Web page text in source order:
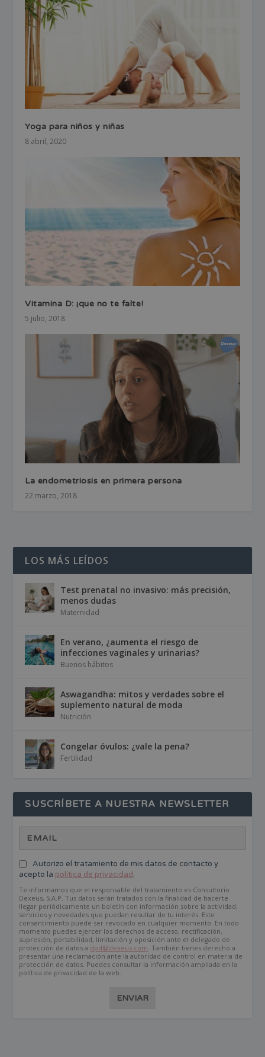
Yoga para niños y niñas
8 abril, 2020
Vitamina D: ¡que no te falte!
5 julio, 2018
La endometriosis en primera persona
22 marzo, 2018
LOS MÁS LEÍDOS
Test prenatal no invasivo: más precisión,
menos dudas
Maternidad
En verano, ¿aumenta el riesgo de
infecciones vaginales y urinarias?
Buenos hábitos
Aswagandha: mitos y verdades sobre el
suplemento natural de moda
Nutrición
Congelar óvulos: ¿vale la pena?
Fertilidad
SUSCRÍBETE A NUESTRA NEWSLETTER
Autorizo el tratamiento de mis datos de contacto y
acepto la política de privacidad.
Te informamos que el responsable del tratamiento es Consultorio
Dexeus, S.A.P. Tus datos serán tratados con la finalidad de hacerte
llegar periódicamente un boletín con información sobre la actividad,
servicios y novedades que puedan resultar de tu interés. Este
consentimiento puede ser revocado en cualquier momento. En todo
momento puedes ejercer los derechos de acceso, rectificación,
supresión, portabilidad, limitación y oposición ante el delegado de
protección de datos a dpd@dexeus.com . También tienes derecho a
presentar una reclamación ante la autoridad de control en materia de
protección de datos. Puedes consultar la información ampliada en la
política de privacidad de la web.
ENVIAR